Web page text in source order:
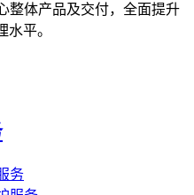
整体产品及交付，全面提升
水平。
务